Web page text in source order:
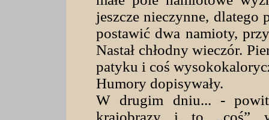
jeszcze nieczynne,
postawić dwa namioty,
Nastał chłodny wieczór.
patyku i coś
Humory dopisywały.
W drugim dniu... -
krajobrazy i to „coś”